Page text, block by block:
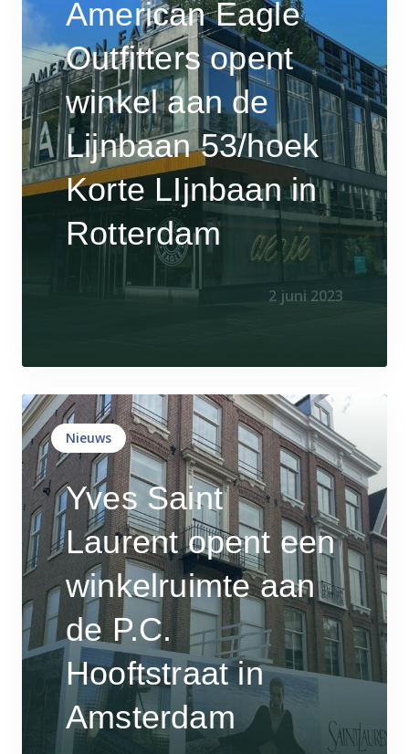
American Eagle
Outfitters opent
winkel aan de
Lijnbaan 53/hoek
Korte LIjnbaan in
Rotterdam
2 juni 2023
Nieuws
Yves Saint
Laurent opent een
winkelruimte aan
de P.C.
Hooftstraat in
Amsterdam